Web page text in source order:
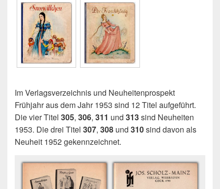
Im Verlagsverzeichnis und Neuheitenprospekt
Frühjahr aus dem Jahr 1953 sind 12 Titel aufgeführt.
Die vier Titel 305, 306, 311 und 313sind Neuheiten
1953. Die drei Titel 307, 308 und 310sind davon als
Neuheit 1952 gekennzeichnet.